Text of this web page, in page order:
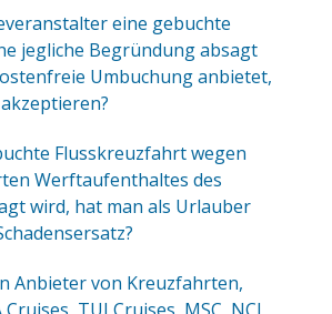
eine gebuchte
jegliche Begründung absagt
Umbuchung anbietet,
Flusskreuzfahrt wegen
Werftaufenthaltes des
wird, hat man als Urlauber
Anbieter von Kreuzfahrten,